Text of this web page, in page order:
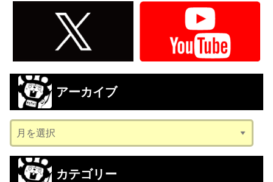
アーカイブ
ー
カ
カテゴリー